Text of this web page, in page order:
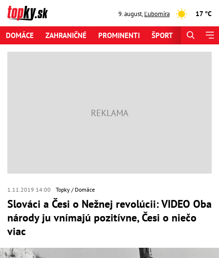
9. august,Ľubomíra 17 °C
DOMÁCE ZAHRANIČNÉ PROMINENTI ŠPORT
1.11.2019 14:00 Topky Domáce
Slováci a Česi o Nežnej revolúcii: VIDEO Oba
národy ju vnímajú pozitívne, Česi o niečo
viac